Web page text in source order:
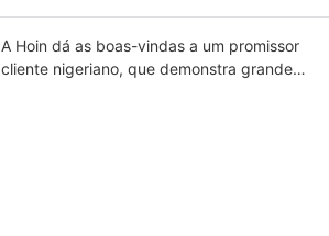
A Hoin dá as boas-vindas a um promissor
cliente nigeriano, que demonstra grande